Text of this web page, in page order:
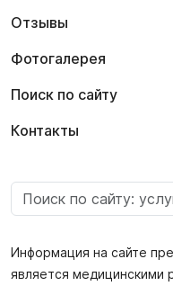
Отзывы
Фотогалерея
Поиск по сайту
Контакты
Информация на сайте
является